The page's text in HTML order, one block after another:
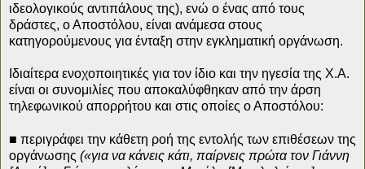
ιδεολογικούς αντιπάλους της), ενώ ο ένας από τους
δράστες, ο Αποστόλου, είναι ανάμεσα στους
κατηγορούμενους για ένταξη στην εγκληματική οργάνωση.
Ιδιαίτερα ενοχοποιητικές για τον ίδιο και την ηγεσία της Χ.Α.
είναι οι συνομιλίες που αποκαλύφθηκαν από την άρση
τηλεφωνικού απορρήτου και στις οποίες ο Αποστόλου:
■ περιγράφει την κάθετη ροή της εντολής των επιθέσεων της
οργάνωσης («για να κάνεις κάτι, παίρνεις πρώτα τον Γιάννη